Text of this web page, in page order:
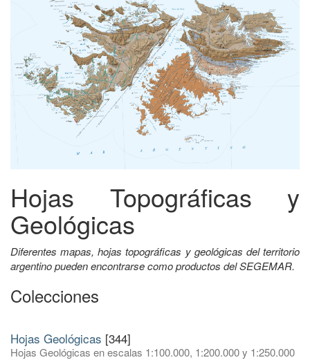
Hojas Topográficas y
Geológicas
Diferentes mapas, hojas topográficas y geológicas del territorio
argentino pueden encontrarse como productos del SEGEMAR.
Colecciones
Hojas Geológicas [344]
Hojas Geológicas en escalas 1:100.000, 1:200.000 y 1:250.000